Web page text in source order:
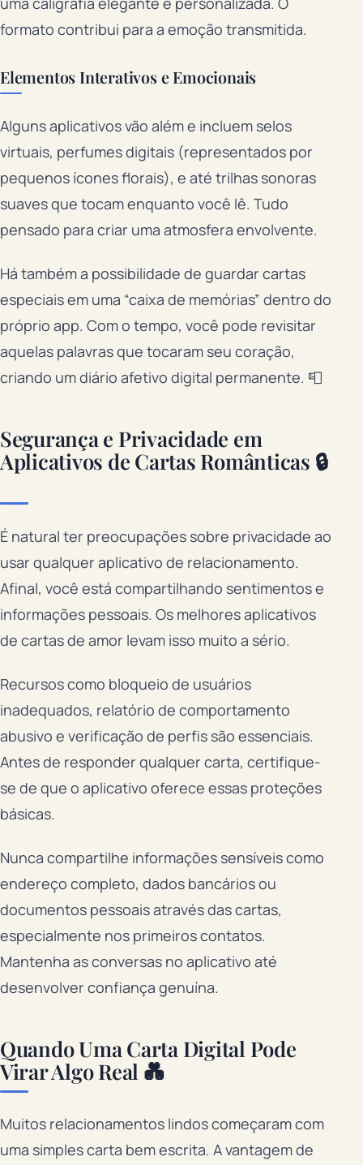
formato contribui para a emoção transmitida.
Elementos Interativos e Emocionais
Alguns aplicativos vão além e incluem selos
virtuais, perfumes digitais (representados por
pequenos ícones florais), e até trilhas sonoras
suaves que tocam enquanto você lê. Tudo
pensado para criar uma atmosfera envolvente.
Há também a possibilidade de guardar cartas
especiais em uma “caixa de memórias” dentro do
próprio app. Com o tempo, você pode revisitar
aquelas palavras que tocaram seu coração,
criando um diário afetivo digital permanente. 📮
Segurança e Privacidade em
Aplicativos de Cartas Românticas 🔒
É natural ter preocupações sobre privacidade ao
usar qualquer aplicativo de relacionamento.
Afinal, você está compartilhando sentimentos e
informações pessoais. Os melhores aplicativos
de cartas de amor levam isso muito a sério.
Recursos como bloqueio de usuários
inadequados, relatório de comportamento
abusivo e verificação de perfis são essenciais.
Antes de responder qualquer carta, certifique-
se de que o aplicativo oferece essas proteções
básicas.
Nunca compartilhe informações sensíveis como
endereço completo, dados bancários ou
documentos pessoais através das cartas,
especialmente nos primeiros contatos.
Mantenha as conversas no aplicativo até
desenvolver confiança genuína.
Quando Uma Carta Digital Pode
Virar Algo Real 💑
Muitos relacionamentos lindos começaram com
uma simples carta bem escrita. A vantagem de